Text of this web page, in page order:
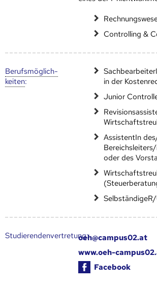
Controlling &
Berufs­möglich­
keiten:
in der
Junior
AssistentIn
oder des
Studierendenvertretung:oeh@campus02.at
www.oeh-
Facebook